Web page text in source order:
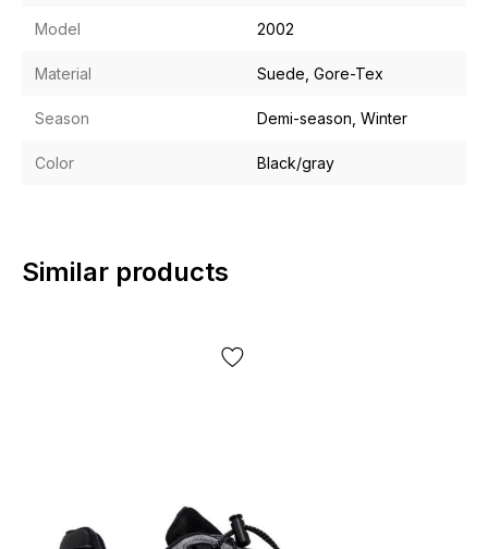
Model 2002
Material Suede, Gore-Tex
Season Demi-season, Winter
Color Black/gray
Similar products